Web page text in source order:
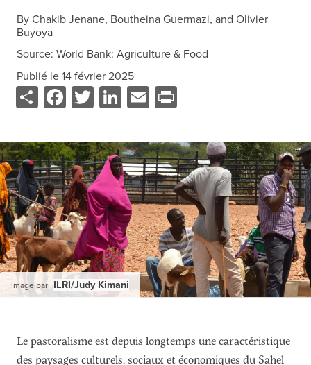
Contact
S'abonner
PORTALS
Food Security Portal
L'Afrique au Sud du Sahara: Portail Français
Asia and the Pacific Food Security Portal: Facilitated by IFPRI
By Chakib Jenane, Boutheina Guermazi, and Olivier
Buyoya
Source: World Bank: Agriculture & Food
Publié le 14 février 2025
ShareFacebook
Twitter
LinkedIn
Email
Image par ILRI/Judy Kimani
Le pastoralisme est depuis longtemps une caractéristique
des paysages culturels, sociaux et économiques du Sahel